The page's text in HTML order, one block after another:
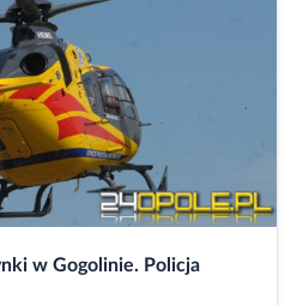
w Gogolinie. Policja